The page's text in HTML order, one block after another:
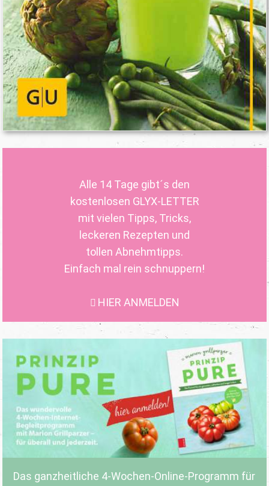
Alle 14 Tage gibt´s den
kostenlosen GLYX-LETTER
mit vielen Tipps, Tricks,
leckeren Rezepten und
tollen Abnehmtipps.
Einfach mal rein schnuppern!
HIER ANMELDEN
Das ganzheitliche 4-Wochen-Online-Programm für